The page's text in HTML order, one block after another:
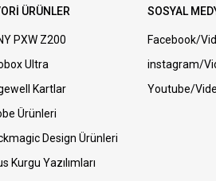
ÜRÜNLER
PXW Z200
Ultra
Kartlar
Ürünleri
Design Ürünleri
Kurgu Yazılımları
SOSYAL
Facebook/
instagram/
Youtube/